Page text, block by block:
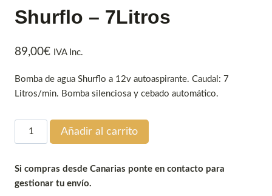
Shurflo – 7Litros
89,00€ IVA Inc.
Bomba de agua Shurflo a 12v autoaspirante. Caudal: 7
Litros/min. Bomba silenciosa y cebado automático.
Bomba
de
12v
Shurflo
Añadir al carrito
Si compras desde Canarias ponte en contacto para
gestionar tu envío.